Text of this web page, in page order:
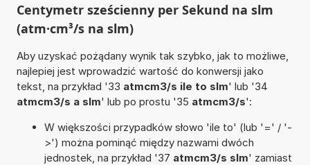
Centymetr sześcienny per Sekund na slm
(atm·cm³/s na slm)
Aby uzyskać pożądany wynik tak szybko, jak to możliwe,
najlepiej jest wprowadzić wartość do konwersji jako
tekst, na przykład '33 atmcm3/s ile to slm' lub '34
atmcm3/s a slm' lub po prostu '35 atmcm3/s':
W większości przypadków słowo 'ile to' (lub '=' / '-
>') można pominąć między nazwami dwóch
jednostek, na przykład '37 atmcm3/s slm' zamiast